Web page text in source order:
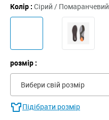
Колір : Сірий / Помаранчевий
розмір :
Вибери свій розмір
Підібрати розмір